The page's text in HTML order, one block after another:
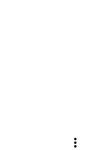
more_vert